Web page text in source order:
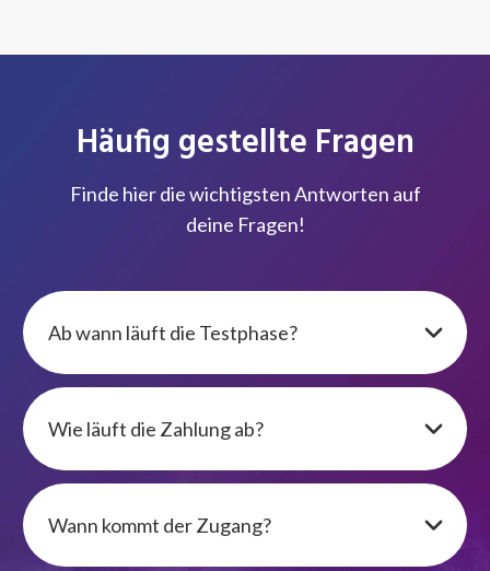
Häufig gestellte Fragen
Finde hier die wichtigsten Antworten auf
deine Fragen!
Ab wann läuft die Testphase?
Wie läuft die Zahlung ab?
Wann kommt der Zugang?